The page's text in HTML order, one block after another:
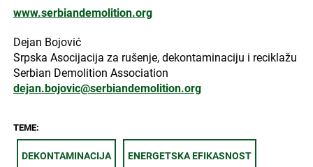
www.serbiandemolition.org
Dejan Bojović
Srpska Asocijacija za rušenje, dekontaminaciju i reciklažu
Serbian Demolition Association
dejan.bojovic@serbiandemolition.org
TEME:
DEKONTAMINACIJA ENERGETSKA EFIKASNOST